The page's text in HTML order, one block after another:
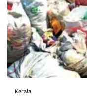
Kerala